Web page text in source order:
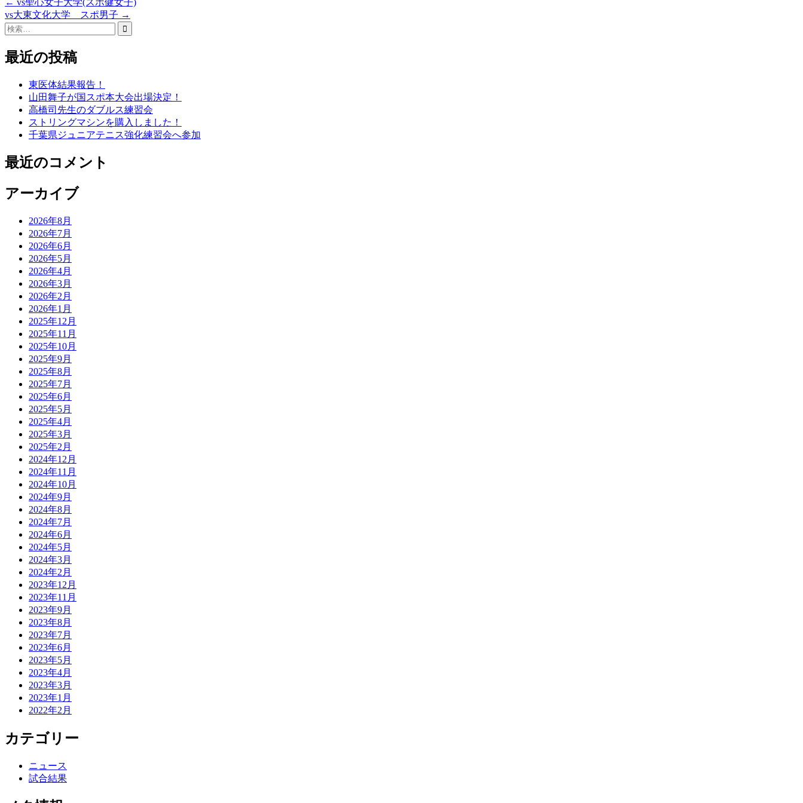
Post
navigation
vs大東文化大学 スポ男子 →
検
最近の投稿
東医体結果報告！
山田舞子が国スポ本大会出場決定！
高橋司先生のダブルス練習会
ストリングマシンを購入しました！
千葉県ジュニアテニス強化練習会へ参加
最近のコメント
アーカイブ
2026年8月
2026年7月
2026年6月
2026年5月
2026年4月
2026年3月
2026年2月
2026年1月
2025年12月
2025年11月
2025年10月
2025年9月
2025年8月
2025年7月
2025年6月
2025年5月
2025年4月
2025年3月
2025年2月
2024年12月
2024年11月
2024年10月
2024年9月
2024年8月
2024年7月
2024年6月
2024年5月
2024年3月
2024年2月
2023年12月
2023年11月
2023年9月
2023年8月
2023年7月
2023年6月
2023年5月
2023年4月
2023年3月
2023年1月
2022年2月
カテゴリー
ニュース
試合結果